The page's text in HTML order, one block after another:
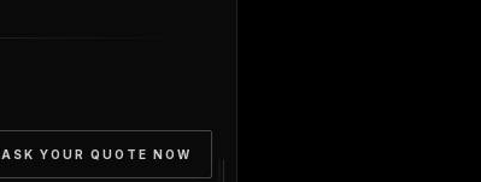
ASK YOUR QUOTE NOW